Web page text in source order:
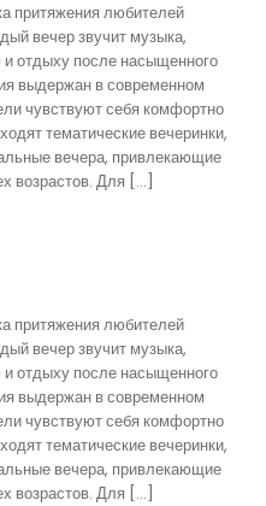
притяжения любителей
вечер звучит музыка,
отдыху после насыщенного
выдержан в современном
чувствуют себя комфортно
тематические вечеринки,
вечера, привлекающие
возрастов. Для […]
притяжения любителей
вечер звучит музыка,
отдыху после насыщенного
выдержан в современном
чувствуют себя комфортно
тематические вечеринки,
вечера, привлекающие
возрастов. Для […]